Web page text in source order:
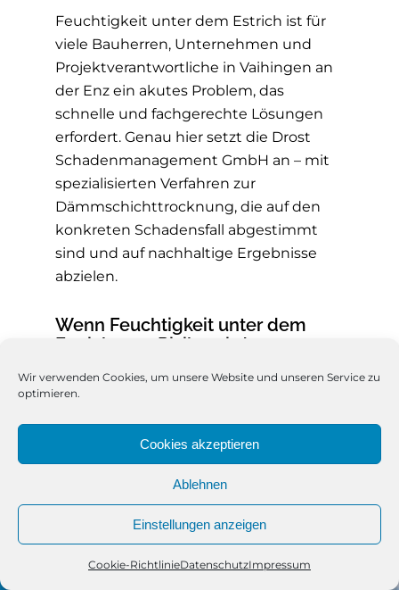
Wir verwenden Cookies, um unsere Website und unseren Service zu
optimieren.
Cookies akzeptieren
Ablehnen
Einstellungen anzeigen
Cookie-RichtlinieDatenschutzImpressum
Feuchtigkeit unter dem Estrich ist für
viele Bauherren, Unternehmen und
Projektverantwortliche in Vaihingen an
der Enz ein akutes Problem, das
schnelle und fachgerechte Lösungen
erfordert. Genau hier setzt die Drost
Schadenmanagement GmbH an – mit
spezialisierten Verfahren zur
Dämmschichttrocknung, die auf den
konkreten Schadensfall abgestimmt
sind und auf nachhaltige Ergebnisse
abzielen.
Wenn Feuchtigkeit unter dem
Estrich zum Risiko wird
Verdeckte Nässe in der Dämmschicht
bleibt oft unbemerkt – und kann
dennoch immense Schäden
verursachen. Ob Baufeuchte, Leckagen
Abwasserleitungen oder eindringendes
Löschwasser: In vielen Fällen dringt die
Feuchtigkeit tief in die Dämmschicht
unterhalb des Estrichs ein. Ohne
Telefon Kontakt WhatsApp